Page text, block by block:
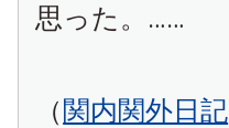
思った。……
（ 関内関外日記